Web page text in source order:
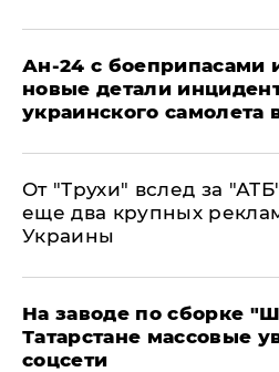
Ан-24 с боеприпасами
новые детали
украинского самолета
От "Трухи" вслед за
еще два крупных
Украины
На заводе по сборке
Татарстане массовые
соцсети